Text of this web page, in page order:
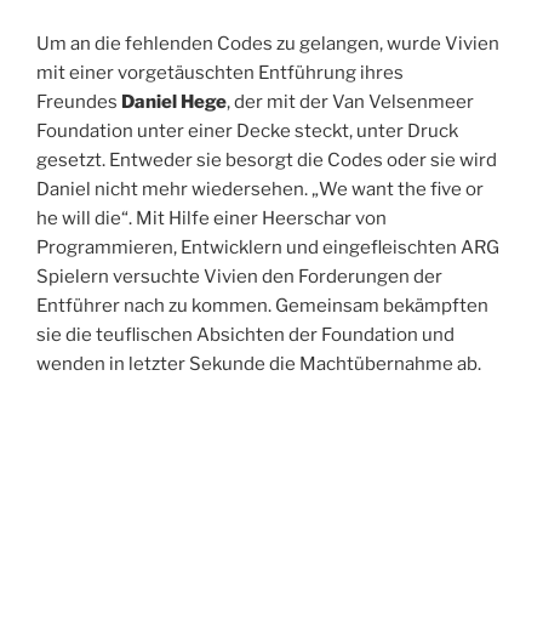
Um an die fehlenden Codes zu gelangen, wurde Vivien
mit einer vorgetäuschten Entführung ihres
Freundes Daniel Hege, der mit der Van Velsenmeer
Foundation unter einer Decke steckt, unter Druck
gesetzt. Entweder sie besorgt die Codes oder sie wird
Daniel nicht mehr wiedersehen. „We want the five or
he will die“. Mit Hilfe einer Heerschar von
Programmieren, Entwicklern und eingefleischten ARG
Spielern versuchte Vivien den Forderungen der
Entführer nach zu kommen. Gemeinsam bekämpften
sie die teuflischen Absichten der Foundation und
wenden in letzter Sekunde die Machtübernahme ab.